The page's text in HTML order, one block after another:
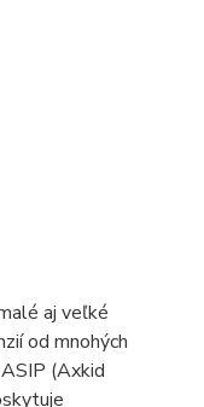
aj veľké
od mnohých
(Axkid